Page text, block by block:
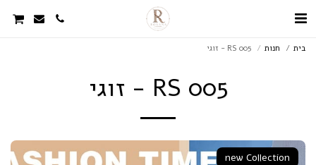
בית חנות RS 005 - זוגי
RS 005 - זוגי
new Collection